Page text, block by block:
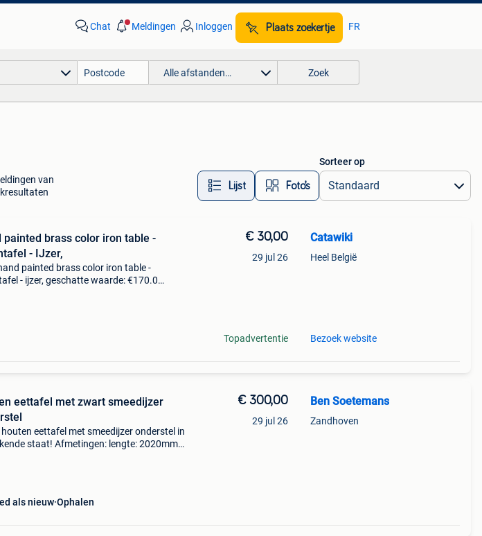
Chat Meldingen Inloggen Plaats zoekertje FR
Alle afstanden… Zoek
van
Lijst Foto’s
Sorteer op
painted brass color iron table -
- IJzer,
painted brass color iron table -
- ijzer, geschatte waarde: €170.0
€ 30,00
29 jul 26
Topadvertentie
Catawiki
Heel België
Bezoek website
eettafel met zwart smeedijzer
eettafel met smeedijzer onderstel in
staat! Afmetingen: lengte: 2020mm
als nieuw Ophalen
€ 300,00
29 jul 26
Ben Soetemans
Zandhoven